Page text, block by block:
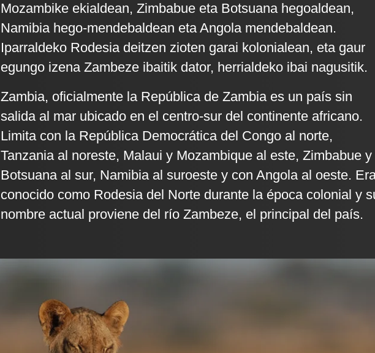
Mozambike ekialdean, Zimbabue eta Botsuana hegoaldean,
Namibia hego-mendebaldean eta Angola mendebaldean.
Iparraldeko Rodesia deitzen zioten garai kolonialean, eta gaur
egungo izena Zambeze ibaitik dator, herrialdeko ibai nagusitik.
Zambia, oficialmente la República de Zambia es un país sin
salida al mar ubicado en el centro-sur del continente africano.
Limita con la República Democrática del Congo al norte,
Tanzania al noreste, Malaui y Mozambique al este, Zimbabue y
Botsuana al sur, Namibia al suroeste y con Angola al oeste.
conocido como Rodesia del Norte durante la época colonial y
nombre actual proviene del río Zambeze, el principal del país.